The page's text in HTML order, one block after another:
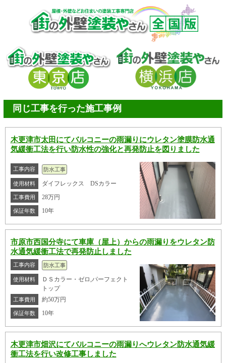
同じ工事を行った施工事例
木更津市太田にてバルコニーの雨漏りにウレタン塗膜防水通
気緩衝工法を行い防水性の強化と再発防止を図りました
工事内容 防水工事
使用材料 ダイフレックス DSカラー
工事費用 28万円
保証年数 10年
市原市西国分寺にて車庫（屋上）からの雨漏りをウレタン防
水通気緩衝工法で再発防止しました
工事内容 防水工事
使用材料
ＤＳカラー・ゼロ,パーフェクト
トップ
工事費用 約50万円
保証年数 10年
木更津市畑沢にてバルコニーの雨漏りへウレタン防水通気緩
衝工法を行い改修工事しました